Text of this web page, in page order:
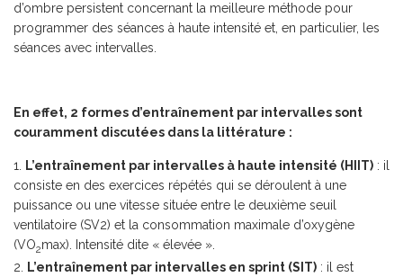
d’ombre persistent concernant la meilleure méthode pour
programmer des séances à haute intensité et, en particulier, les
séances avec intervalles.
En effet, 2 formes d’entraînement par intervalles sont
couramment discutées dans la littérature :
L’entraînement par intervalles à haute intensité (HIIT) : il
consiste en des exercices répétés qui se déroulent à une
puissance ou une vitesse située entre le deuxième seuil
ventilatoire (SV2) et la consommation maximale d’oxygène
(VO2max). Intensité dite « élevée ».
L’entraînement par intervalles en sprint (SIT) : il est